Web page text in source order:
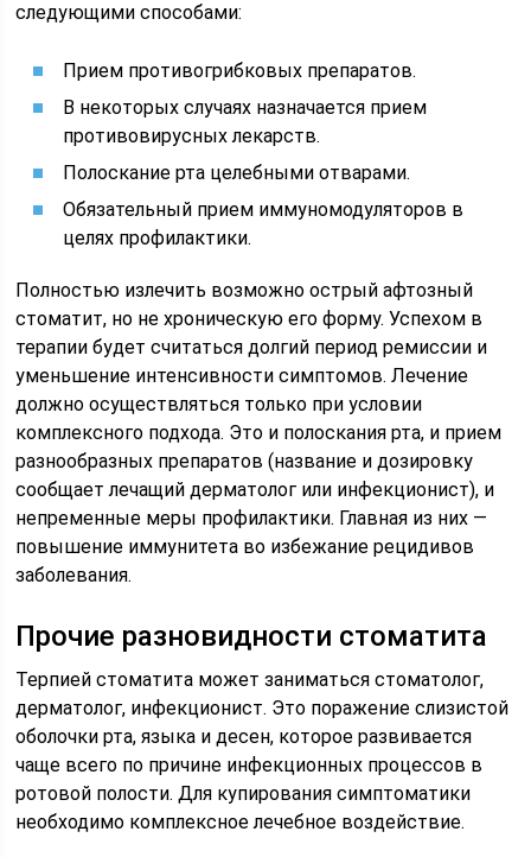
следующими способами:
Прием противогрибковых препаратов.
В некоторых случаях назначается прием
противовирусных лекарств.
Полоскание рта целебными отварами.
Обязательный прием иммуномодуляторов в
целях профилактики.
Полностью излечить возможно острый афтозный
стоматит, но не хроническую его форму. Успехом в
терапии будет считаться долгий период ремиссии и
уменьшение интенсивности симптомов. Лечение
должно осуществляться только при условии
комплексного подхода. Это и полоскания рта, и прием
разнообразных препаратов (название и дозировку
сообщает лечащий дерматолог или инфекционист), и
непременные меры профилактики. Главная из них —
повышение иммунитета во избежание рецидивов
заболевания.
Прочие разновидности стоматита
Терпией стоматита может заниматься стоматолог,
дерматолог, инфекционист. Это поражение слизистой
оболочки рта, языка и десен, которое развивается
чаще всего по причине инфекционных процессов в
ротовой полости. Для купирования симптоматики
необходимо комплексное лечебное воздействие.